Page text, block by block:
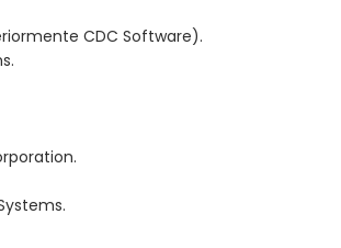
CDC Software).